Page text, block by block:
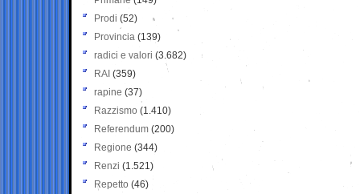
Prodi (52)
Provincia (139)
radici e valori (3.682)
RAI (359)
rapine (37)
Razzismo (1.410)
Referendum (200)
Regione (344)
Renzi (1.521)
Repetto (46)